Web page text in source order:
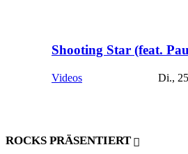
Shooting Star (feat.
Videos Di.,
ROCKS PRÄSENTIERT